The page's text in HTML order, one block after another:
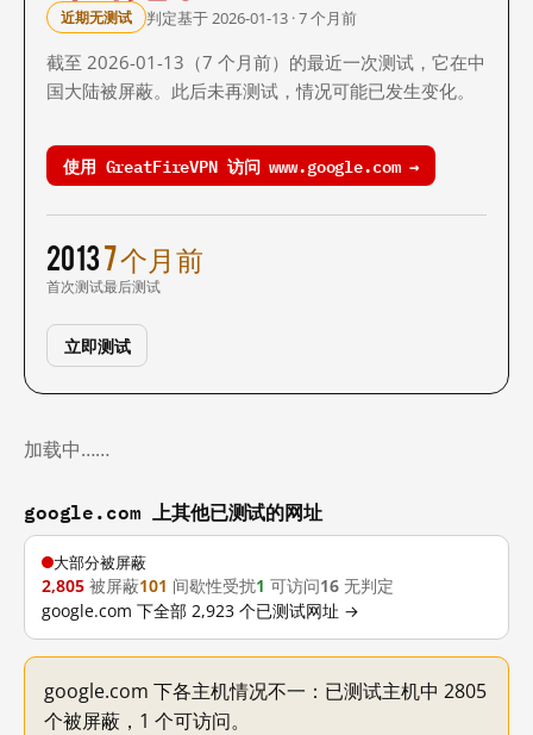
近期无测试 判定基于 2026-01-13 · 7 个月前
截至 2026-01-13（7 个月前）的最近一次测试，它在中
国大陆被屏蔽。此后未再测试，情况可能已发生变化。
使用 GreatFireVPN 访问 www.google.com →
2013
首次测试
7 个月前
最后测试
立即测试
加载中……
google.com 上其他已测试的网址
大部分被屏蔽
2,805 被屏蔽101 间歇性受扰1 可访问16 无判定
google.com 下全部 2,923 个已测试网址 →
google.com 下各主机情况不一：已测试主机中 2805
个被屏蔽，1 个可访问。